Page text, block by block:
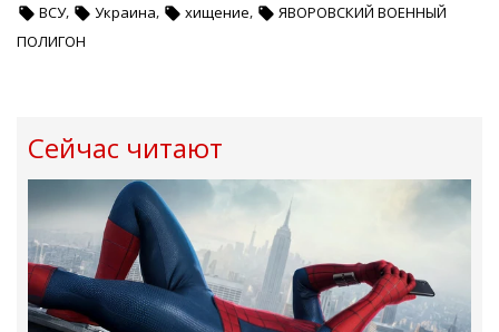
ВСУ, Украина, хищение,
ЯВОРОВСКИЙ ВОЕННЫЙ
ПОЛИГОН
Сейчас читают